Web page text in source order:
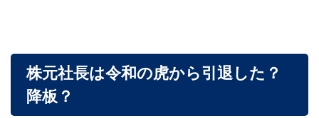
株元社長は令和の虎から引退した？
降板？